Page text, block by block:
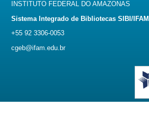
INSTITUTO FEDERAL DO AMAZONAS
Sistema Integrado de Bibliotecas SIBI/IFAM
+55 92 3306-0053
cgeb@ifam.edu.br